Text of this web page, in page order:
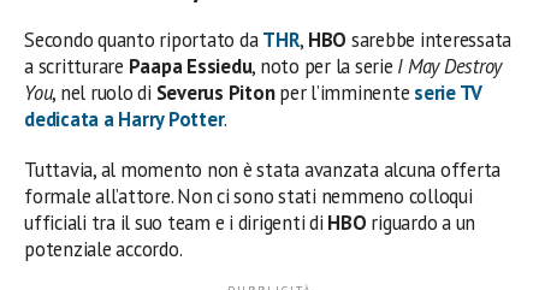
Secondo quanto riportato daTHR, HBO sarebbe interessata
a scritturare Paapa Essiedu, noto per la serie I May Destroy
You, nel ruolo di Severus Pitonper l’imminente serie TV
dedicata a Harry Potter.
Tuttavia, al momento non è stata avanzata alcuna offerta
formale all’attore. Non ci sono stati nemmeno colloqui
ufficiali tra il suo team e i dirigenti di HBO riguardo a un
potenziale accordo.